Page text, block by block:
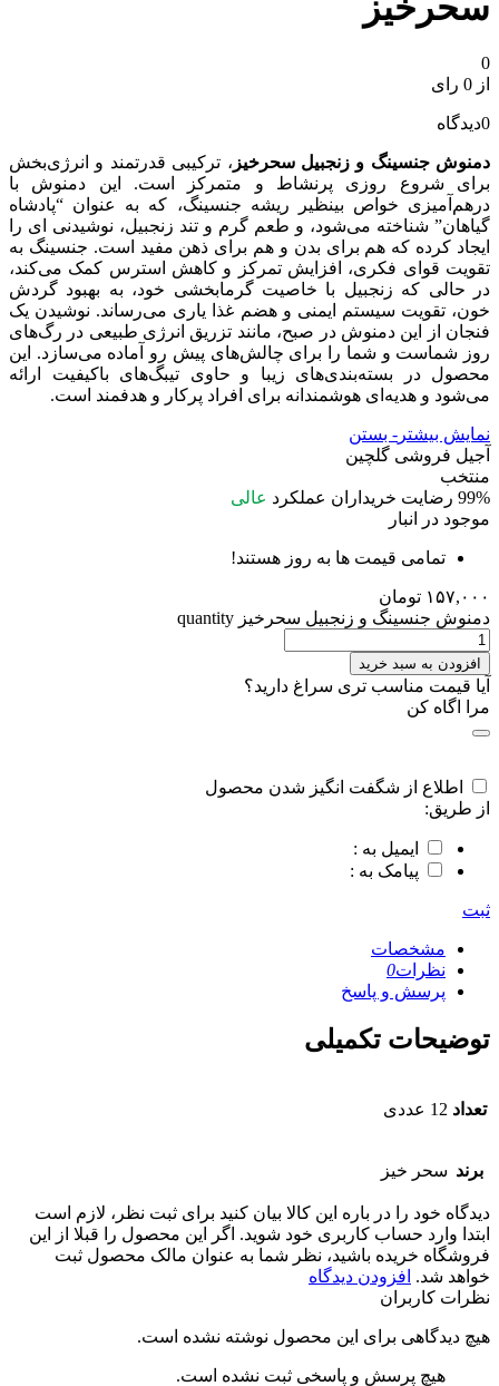
سحرخیز
0
از 0 رای
0دیدگاه
دمنوش جنسینگ و زنجبیل سحرخیز ، ترکیبی قدرتمند و انرژی‌بخش
برای شروع روزی پرنشاط و متمرکز است. این دمنوش با
درهم‌آمیزی خواص بینظیر ریشه جنسینگ، که به عنوان “پادشاه
گیاهان” شناخته می‌شود، و طعم گرم و تند زنجبیل، نوشیدنی ای را
ایجاد کرده که هم برای بدن و هم برای ذهن مفید است. جنسینگ به
تقویت قوای فکری، افزایش تمرکز و کاهش استرس کمک می‌کند،
در حالی که زنجبیل با خاصیت گرمابخشی خود، به بهبود گردش
خون، تقویت سیستم ایمنی و هضم غذا یاری می‌رساند. نوشیدن یک
فنجان از این دمنوش در صبح، مانند تزریق انرژی طبیعی در رگ‌های
روز شماست و شما را برای چالش‌های پیش رو آماده می‌سازد. این
محصول در بسته‌بندی‌های زیبا و حاوی تیبگ‌های باکیفیت ارائه
می‌شود و هدیه‌ای هوشمندانه برای افراد پرکار و هدفمند است.
نمایش بیشتر - بستن
آجیل فروشی گلچین
منتخب
99% رضایت خریداران عملکرد عالی
موجود در انبار
تمامی قیمت ها به روز هستند!
۱۵۷,۰۰۰ تومان
دمنوش جنسینگ و زنجبیل سحرخیز quantity
افزودن به سبد خرید
آیا قیمت مناسب تری سراغ دارید؟
مرا اگاه کن
اطلاع از شگفت انگیز شدن محصول
از طریق:
ایمیل به :
پیامک به :
ثبت
مشخصات
نظرات0
پرسش و پاسخ
توضیحات تکمیلی
تعداد 12 عددی
برند سحر خیز
دیدگاه خود را در باره این کالا بیان کنید برای ثبت نظر، لازم است
ابتدا وارد حساب کاربری خود شوید. اگر این محصول را قبلا از این
فروشگاه خریده باشید، نظر شما به عنوان مالک محصول ثبت
خواهد شد. افزودن دیدگاه
نظرات کاربران
هیچ دیدگاهی برای این محصول نوشته نشده است.
هیچ پرسش و پاسخی ثبت نشده است.